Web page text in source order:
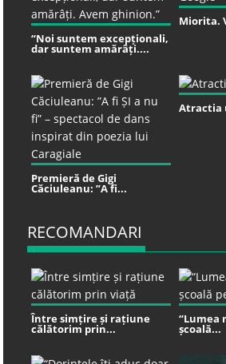
“Noi suntem excepționali,
dar suntem amărâți....
Miorita.
Premieră de Gigi
Căciuleanu: ”A fi...
Atractia
RECOMANDARI
Între simțire și rațiune
călătorim prin...
“Lumea
școală...